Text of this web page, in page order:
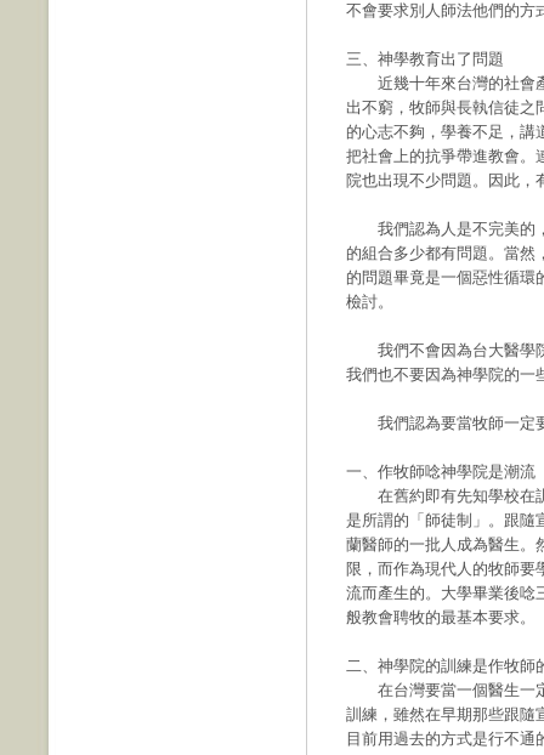
不會要求別人師法他們的方
三、神學教育出了問題
近幾十年來台灣的社會產
出不窮，牧師與長執信徒之
的心志不夠，學養不足，講
把社會上的抗爭帶進教會。
院也出現不少問題。因此，
我們認為人是不完美的，
的組合多少都有問題。當然
的問題畢竟是一個惡性循環
檢討。
我們不會因為台大醫學院
我們也不要因為神學院的一
我們認為要當牧師一定
一、作牧師唸神學院是潮流
在舊約即有先知學校在訓
是所謂的「師徒制」。跟隨
蘭醫師的一批人成為醫生。
限，而作為現代人的牧師要
流而產生的。大學畢業後唸
般教會聘牧的最基本要求。
二、神學院的訓練是作牧師
在台灣要當一個醫生一定
訓練，雖然在早期那些跟隨
目前用過去的方式是行不通